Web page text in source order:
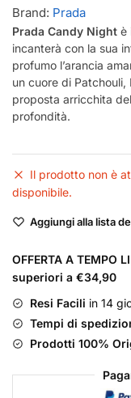
Brand: Prada
Prada Candy Night è
incanterà con la sua
profumo l’arancia
un cuore di
proposta arricchita
profondità.
Il prodotto non è
disponibile.
Aggiungi alla lista
OFFERTA A TEMPO
superiori a €34,90
Resi Facili in 14
Tempi di
Prodotti 100%